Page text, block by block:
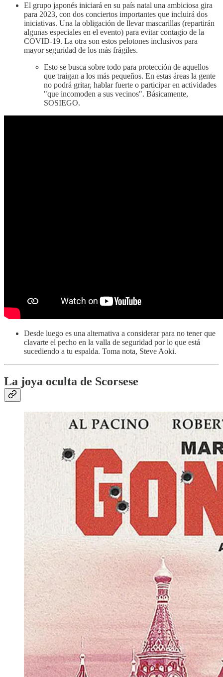
El grupo japonés iniciará en su país natal una ambiciosa gira
para 2023, con dos conciertos importantes que incluirá dos
iniciativas. Una la obligación de llevar mascarillas (repartirán
algunas especiales en el evento) para evitar contagio de la
COVID-19. La otra son estos pelotones inclusivos para
mayor seguridad de los más frágiles.
Esto se busca sobre todo para protección de aquellos
que traigan a los más pequeños. En estas áreas la gente
no podrá gritar, hablar fuerte o participar en actividades
"que incomoden a sus vecinos". Básicamente,
SOSIEGO.
Desde luego es una alternativa a considerar para no tener que
clavarte el pecho en la valla de seguridad por lo que está
sucediendo a tu espalda. Toma nota, Steve Aoki.
La joya oculta de Scorsese